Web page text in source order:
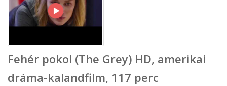
Fehér pokol (The Grey) HD, amerikai
dráma-kalandfilm, 117 perc